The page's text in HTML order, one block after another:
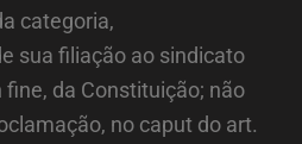
categoria,
sua filiação ao sindicato
fine, da Constituição; não
no caput do art.